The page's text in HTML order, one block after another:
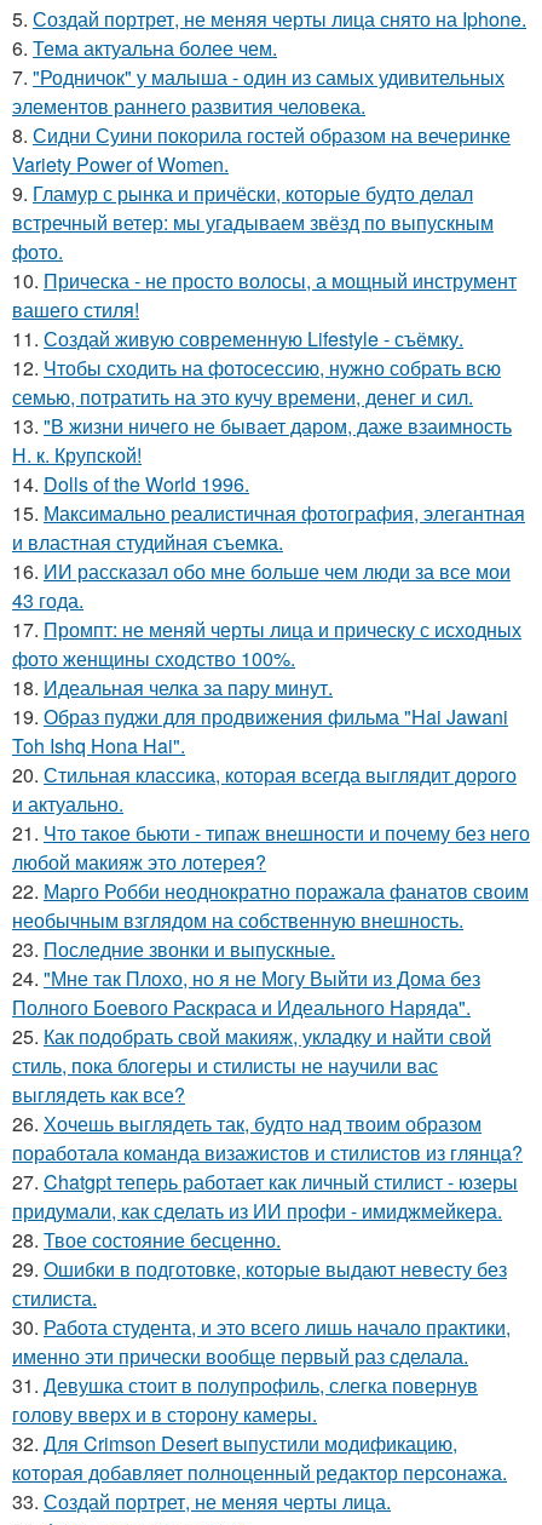
5. Создай портрет, не меняя черты лица снято на Iphone.
6. Тема актуальна более чем.
7. "Родничок" у малыша - один из самых удивительных
элементов раннего развития человека.
8. Сидни Суини покорила гостей образом на вечеринке
Variety Power of Women.
9. Гламур с рынка и причёски, которые будто делал
встречный ветер: мы угадываем звёзд по выпускным
фото.
10. Прическа - не просто волосы, а мощный инструмент
вашего стиля!
11. Создай живую современную Lifestyle - съёмку.
12. Чтобы сходить на фотосессию, нужно собрать всю
семью, потратить на это кучу времени, денег и сил.
13. "В жизни ничего не бывает даром, даже взаимность
Н. к. Крупской!
14. Dolls of the World 1996.
15. Максимально реалистичная фотография, элегантная
и властная студийная съемка.
16. ИИ рассказал обо мне больше чем люди за все мои
43 года.
17. Промпт: не меняй черты лица и прическу с исходных
фото женщины сходство 100%.
18. Идеальная челка за пару минут.
19. Образ пуджи для продвижения фильма "Hai Jawani
Toh Ishq Hona Hai".
20. Стильная классика, которая всегда выглядит дорого
и актуально.
21. Что такое бьюти - типаж внешности и почему без него
любой макияж это лотерея?
22. Марго Робби неоднократно поражала фанатов своим
необычным взглядом на собственную внешность.
23. Последние звонки и выпускные.
24. "Мне так Плохо, но я не Могу Выйти из Дома без
Полного Боевого Раскраса и Идеального Наряда".
25. Как подобрать свой макияж, укладку и найти свой
стиль, пока блогеры и стилисты не научили вас
выглядеть как все?
26. Хочешь выглядеть так, будто над твоим образом
поработала команда визажистов и стилистов из глянца?
27. Chatgpt теперь работает как личный стилист - юзеры
придумали, как сделать из ИИ профи - имиджмейкера.
28. Твое состояние бесценно.
29. Ошибки в подготовке, которые выдают невесту без
стилиста.
30. Работа студента, и это всего лишь начало практики,
именно эти прически вообще первый раз сделала.
31. Девушка стоит в полупрофиль, слегка повернув
голову вверх и в сторону камеры.
32. Для Crimson Desert выпустили модификацию,
которая добавляет полноценный редактор персонажа.
33. Создай портрет, не меняя черты лица.